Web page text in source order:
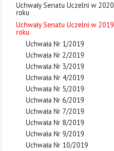
Uchwały Senatu Uczelni w 2020
roku
Uchwały Senatu Uczelni w 2019
roku
Uchwała Nr 1/2019
Uchwała Nr 2/2019
Uchwała Nr 3/2019
Uchwała Nr 4/2019
Uchwała Nr 5/2019
Uchwała Nr 6/2019
Uchwała Nr 7/2019
Uchwała Nr 8/2019
Uchwała Nr 9/2019
Uchwała Nr 10/2019